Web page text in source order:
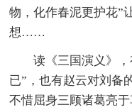
物，化作春泥更护花”
想……
读《三国演义》
已”，也有赵云对刘备
不惜屈身三顾诸葛亮